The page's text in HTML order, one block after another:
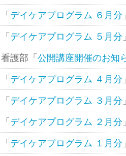
「 デイケアプログラム ６月分
「 デイケアプログラム ５月分
看護部「 公開講座開催のお知
「 デイケアプログラム ４月分
「 デイケアプログラム ３月分
「 デイケアプログラム ２月分
「 デイケアプログラム １月分